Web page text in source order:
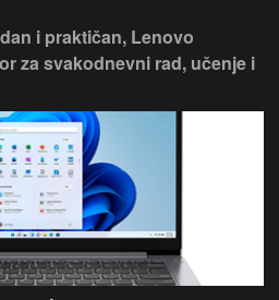
i praktičan, Lenovo
za svakodnevni rad, učenje i